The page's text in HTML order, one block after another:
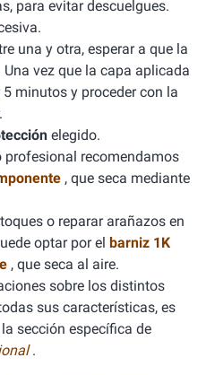
para evitar descuelgues.
una y otra, esperar a que la
vez que la capa aplicada
minutos y proceder con la
elegido.
profesional recomendamos
, que seca mediante
o reparar arañazos en
optar por el barniz 1K
, que seca al aire.
sobre los distintos
sus características, es
sección específica de
.